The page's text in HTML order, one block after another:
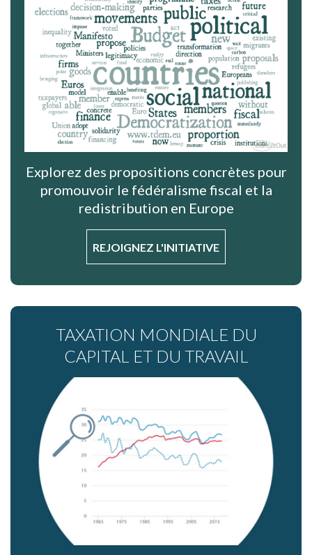
Explorez des propositions concrètes pour
promouvoir le fédéralisme fiscal et la
redistribution en Europe
REJOIGNEZ L'INITIATIVE
TAXATION MONDIALE DU
CAPITAL ET DU TRAVAIL